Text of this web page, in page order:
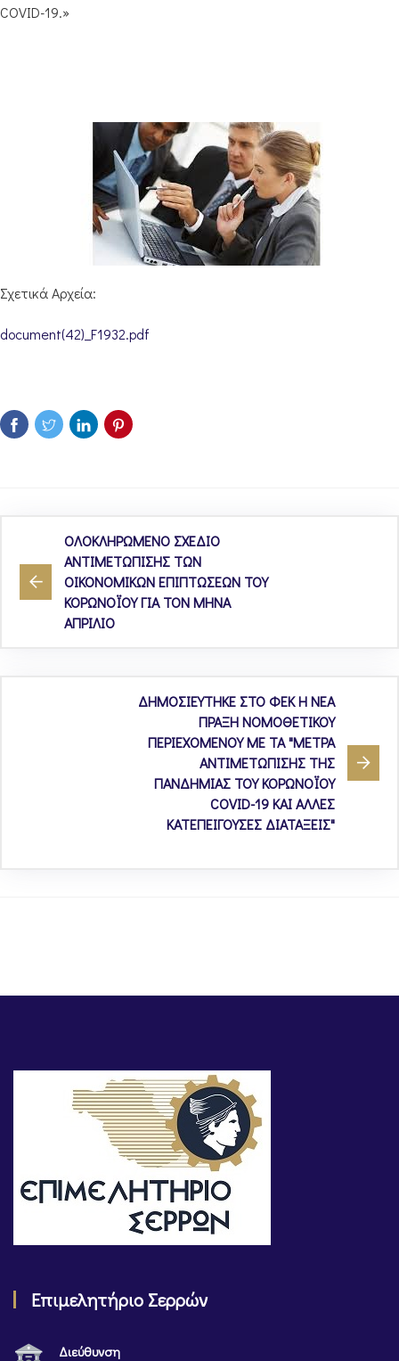
COVID-19.»
Σχετικά Αρχεία:
document(42)_F1932.pdf
ΟΛΟΚΛΗΡΩΜΕΝΟ ΣΧΕΔΙΟ
ΑΝΤΙΜΕΤΩΠΙΣΗΣ ΤΩΝ
ΟΙΚΟΝΟΜΙΚΩΝ ΕΠΙΠΤΩΣΕΩΝ ΤΟΥ
ΚΟΡΩΝΟΪΟΥ ΓΙΑ ΤΟΝ ΜΗΝΑ
ΑΠΡΙΛΙΟ
ΔΗΜΟΣΙΕΥΤΗΚΕ ΣΤΟ ΦΕΚ Η ΝΕΑ
ΠΡΑΞΗ ΝΟΜΟΘΕΤΙΚΟΥ
ΠΕΡΙΕΧΟΜΕΝΟΥ ΜΕ ΤΑ "ΜΕΤΡΑ
ΑΝΤΙΜΕΤΩΠΙΣΗΣ ΤΗΣ
ΠΑΝΔΗΜΙΑΣ ΤΟΥ ΚΟΡΩΝΟΪΟΥ
COVID-19 ΚΑΙ ΑΛΛΕΣ
ΚΑΤΕΠΕΙΓΟΥΣΕΣ ΔΙΑΤΑΞΕΙΣ"
Επιμελητήριο Σερρών
Διεύθυνση